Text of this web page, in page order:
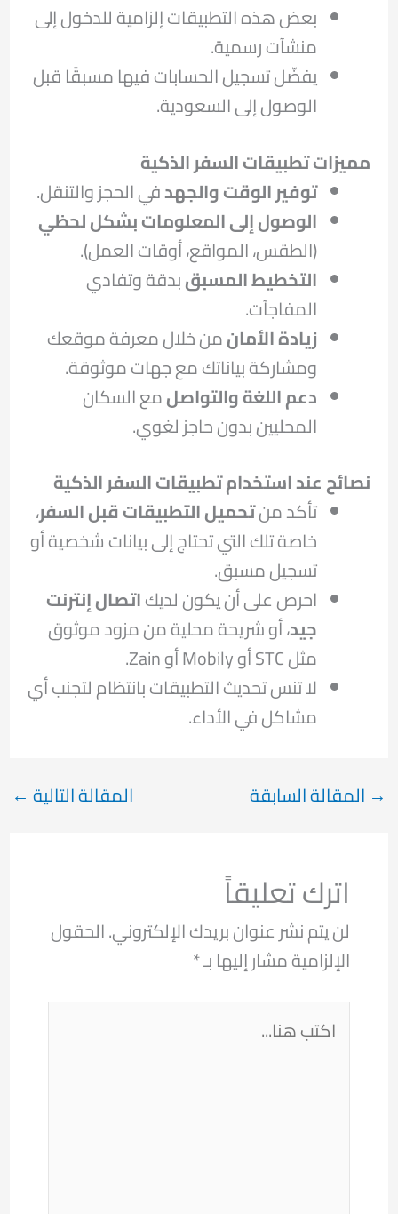
بعض هذه التطبيقات إلزامية للدخول إلى
منشآت رسمية.
يفضّل تسجيل الحسابات فيها مسبقًا قبل
الوصول إلى السعودية.
مميزات تطبيقات السفر الذكية
توفير الوقت والجهدفي الحجز والتنقل.
الوصول إلى المعلومات بشكل لحظي
(الطقس، المواقع، أوقات العمل).
التخطيط المسبقبدقة وتفادي
المفاجآت.
زيادة الأمانمن خلال معرفة موقعك
ومشاركة بياناتك مع جهات موثوقة.
دعم اللغة والتواصلمع السكان
المحليين بدون حاجز لغوي.
نصائح عند استخدام تطبيقات السفر الذكية
تأكد منتحميل التطبيقات قبل السفر،
خاصة تلك التي تحتاج إلى بيانات شخصية أو
تسجيل مسبق.
احرص على أن يكون لديكاتصال إنترنت
جيد، أو شريحة محلية من مزود موثوق
مثل STC أو Mobily أو Zain.
لا تنس تحديث التطبيقات بانتظام لتجنب أي
مشاكل في الأداء.
→ المقالة السابقة المقالة التالية ←
اترك تعليقاً
لن يتم نشر عنوان بريدك الإلكتروني.الحقول
الإلزامية مشار إليها بـ*
اكتب
هنا...